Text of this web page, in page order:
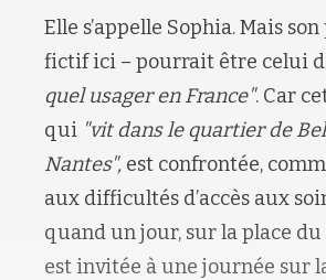
Elle s’appelle Sophia. Mais
fictif ici – pourrait être celui
quel usager en France". Car
qui "vit dans le quartier de
Nantes", est confrontée,
aux difficultés d’accès aux
quand un jour, sur la place du
est invitée à une journée sur